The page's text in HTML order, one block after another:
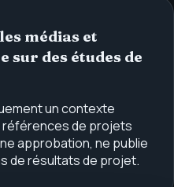
médias et
sur des études de
un contexte
de projets
approbation, ne publie
de résultats de projet.